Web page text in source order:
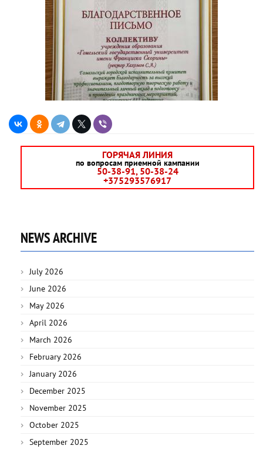
ГОРЯЧАЯ ЛИНИЯ
по вопросам приемной кампании
50-38-91, 50-38-24
+375293576917
NEWS ARCHIVE
July 2026
June 2026
May 2026
April 2026
March 2026
February 2026
January 2026
December 2025
November 2025
October 2025
September 2025